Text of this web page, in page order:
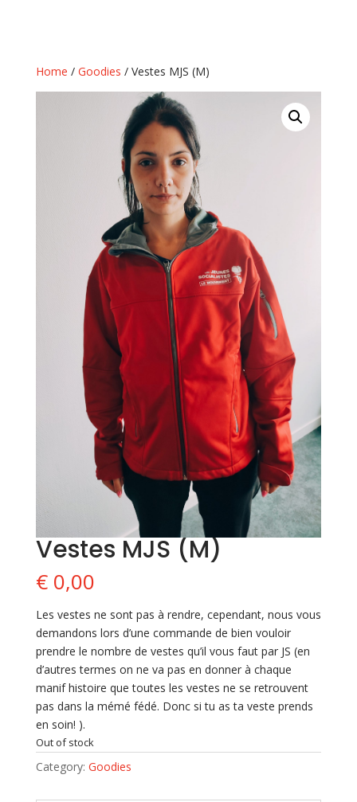
Home / Goodies / Vestes MJS (M)
Vestes MJS (M)
€0,00
Les vestes ne sont pas à rendre, cependant, nous vous
demandons lors d’une commande de bien vouloir
prendre le nombre de vestes qu’il vous faut par JS (en
d’autres termes on ne va pas en donner à chaque
manif histoire que toutes les vestes ne se retrouvent
pas dans la mémé fédé. Donc si tu as ta veste prends
en soin! ).
Out of stock
Category: Goodies